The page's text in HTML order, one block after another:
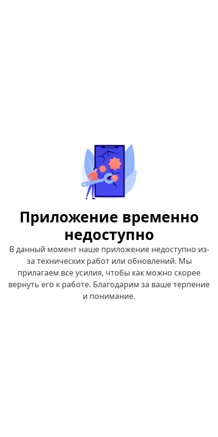
Приложение временно
недоступно
В данный момент наше приложение недоступно из-
за технических работ или обновлений. Мы
прилагаем все усилия, чтобы как можно скорее
вернуть его к работе. Благодарим за ваше терпение
и понимание.